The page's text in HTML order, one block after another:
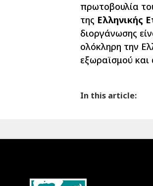
πρωτοβουλία
της Ελληνικής
διοργάνωσης
ολόκληρη την
εξωραϊσμού και
In this article: